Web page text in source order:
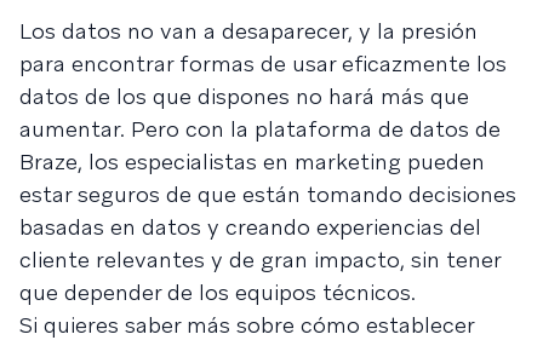
Los datos no van a desaparecer, y la presión
para encontrar formas de usar eficazmente los
datos de los que dispones no hará más que
aumentar. Pero con la plataforma de datos de
Braze, los especialistas en marketing pueden
estar seguros de que están tomando decisiones
basadas en datos y creando experiencias del
cliente relevantes y de gran impacto, sin tener
que depender de los equipos técnicos.
Si quieres saber más sobre cómo establecer